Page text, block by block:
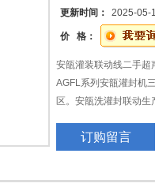
更新时间： 2025-05-
价 格：
安瓿灌装联动线二手超
AGFL系列安瓿灌封机
区。安瓿洗灌封联动生
订购留言